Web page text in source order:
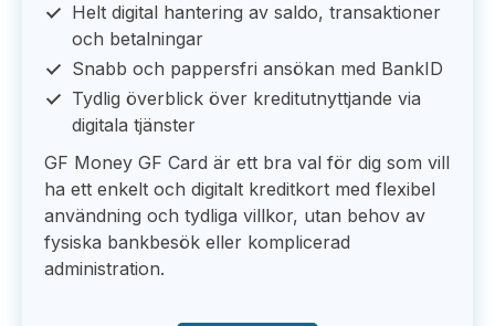
Helt digital hantering av saldo, transaktioner
och betalningar
Snabb och pappersfri ansökan med BankID
Tydlig överblick över kreditutnyttjande via
digitala tjänster
GF Money GF Card är ett bra val för dig som vill
ha ett enkelt och digitalt kreditkort med flexibel
användning och tydliga villkor, utan behov av
fysiska bankbesök eller komplicerad
administration.